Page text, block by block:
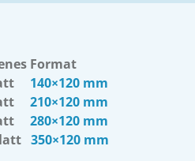
Format
140×120 mm
210×120 mm
280×120 mm
350×120 mm